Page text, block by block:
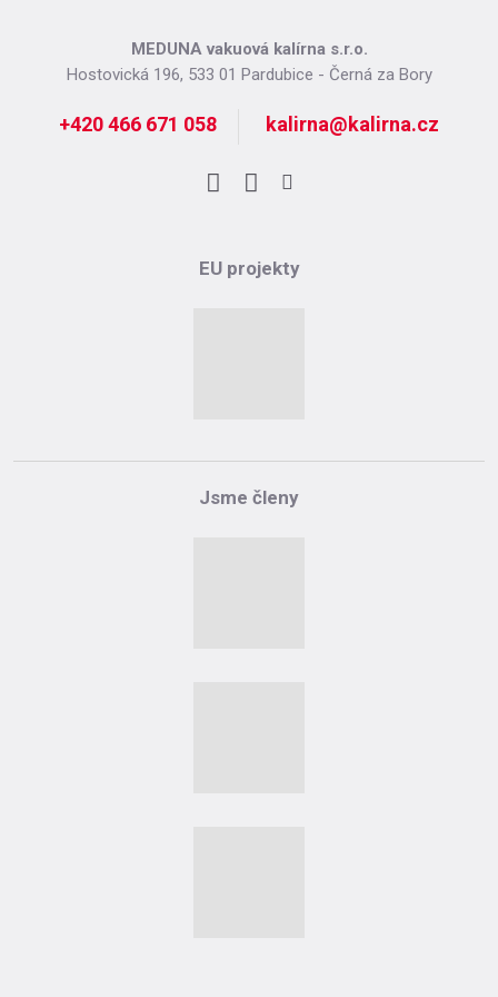
odeslat.MEDUNA vakuová kalírna s.r.o.
Hostovická 196, 533 01 Pardubice - Černá za Bory
+420 466 671 058 kalirna@kalirna.cz
Facebook
LinkedIn
EU projekty
Jsme členy